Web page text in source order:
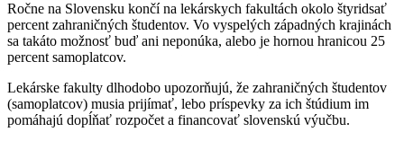
Ročne na Slovensku končí na lekárskych fakultách okolo štyridsať
percent zahraničných študentov. Vo vyspelých západných krajinách
sa takáto možnosť buď ani neponúka, alebo je hornou hranicou 25
percent samoplatcov.
Lekárske fakulty dlhodobo upozorňujú, že zahraničných študentov
(samoplatcov) musia prijímať, lebo príspevky za ich štúdium im
pomáhajú dopĺňať rozpočet a financovať slovenskú výučbu.